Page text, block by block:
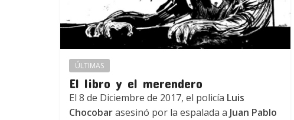
ÚLTIMAS
El libro y el merendero
El 8 de Diciembre de 2017, el policía Luis
Chocobarasesinó por la espalada a Juan Pablo